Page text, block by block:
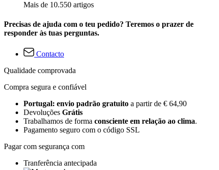
Mais de 10.550 artigos
Precisas de ajuda com o teu pedido? Teremos o prazer de
responder às tuas perguntas.
Contacto
Qualidade comprovada
Compra segura e confiável
Portugal: envio padrão gratuito a partir de € 64,90
Devoluções Grátis
Trabalhamos de forma consciente em relação ao clima.
Pagamento seguro com o código SSL
Pagar com segurança com
Tranferência antecipada